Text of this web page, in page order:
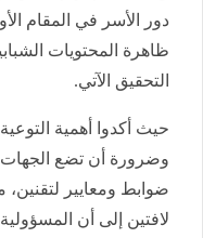
دور الأسر في المقام
ظاهرة المحتويات
التحقيق الآتي.
حيث أكدوا أهمية التوعية
وضرورة أن تضع الجهات
ضوابط ومعايير لتقنين،
لافتين إلى أن المسؤولية